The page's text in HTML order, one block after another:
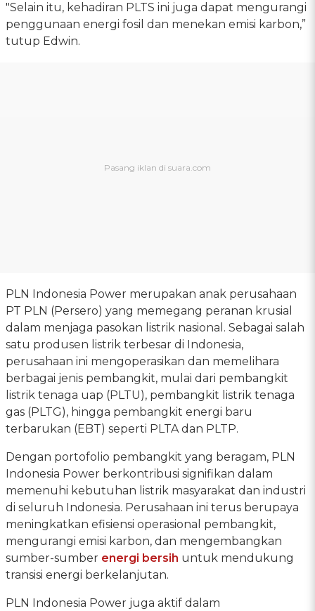
"Selain itu, kehadiran PLTS ini juga dapat mengurangi
penggunaan energi fosil dan menekan emisi karbon,”
tutup Edwin.
PLN Indonesia Power merupakan anak perusahaan
PT PLN (Persero) yang memegang peranan krusial
dalam menjaga pasokan listrik nasional. Sebagai salah
satu produsen listrik terbesar di Indonesia,
perusahaan ini mengoperasikan dan memelihara
berbagai jenis pembangkit, mulai dari pembangkit
listrik tenaga uap (PLTU), pembangkit listrik tenaga
gas (PLTG), hingga pembangkit energi baru
terbarukan (EBT) seperti PLTA dan PLTP.
Dengan portofolio pembangkit yang beragam, PLN
Indonesia Power berkontribusi signifikan dalam
memenuhi kebutuhan listrik masyarakat dan industri
di seluruh Indonesia. Perusahaan ini terus berupaya
meningkatkan efisiensi operasional pembangkit,
mengurangi emisi karbon, dan mengembangkan
sumber-sumber energi bersih untuk mendukung
transisi energi berkelanjutan.
PLN Indonesia Power juga aktif dalam